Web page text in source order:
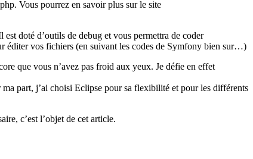
Vous pourrez en savoir plus sur le site
doté d’outils de debug et vous permettra de coder
éditer vos fichiers (en suivant les codes de Symfony bien sur…)
que vous n’avez pas froid aux yeux. Je défie en effet
part, j’ai choisi Eclipse pour sa flexibilité et pour les différents
c’est l’objet de cet article.